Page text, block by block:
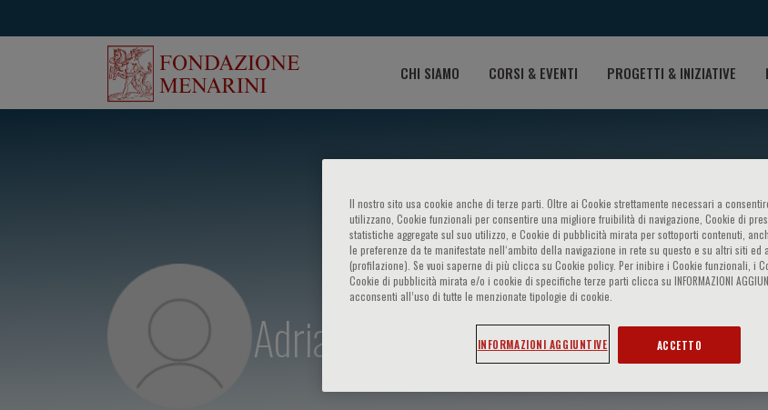
CHI SIAMO CORSI & EVENTI PROGETTI & INIZIATIVE
Adrian A. Voors
Il nostro sito usa cookie anche di terze parti. Oltre ai Cookie strettamente necessari a
utilizzano, Cookie funzionali per consentire una migliore fruibilità di navigazione, Cookie di
statistiche aggregate sul suo utilizzo, e Cookie di pubblicità mirata per sottoporti contenuti,
le preferenze da te manifestate nell‘ambito della navigazione in rete su questo e su altri siti ed
(profilazione). Se vuoi saperne di più clicca su Cookie policy. Per inibire i Cookie funzionali, i
Cookie di pubblicità mirata e/o i cookie di specifiche terze parti clicca su INFORMAZIONI
acconsenti all’uso di tutte le menzionate tipologie di cookie.
INFORMAZIONI AGGIUNTIVE ACCETTO